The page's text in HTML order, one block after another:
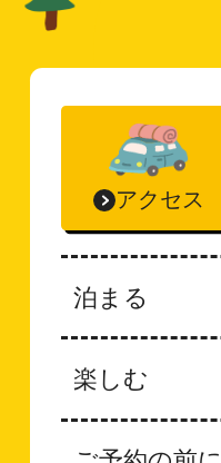
泊まる
楽しむ
アクセス